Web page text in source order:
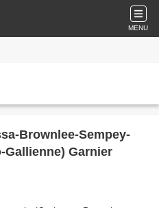
MENU
Brownlee-Sempey-
Gallienne) Garnier